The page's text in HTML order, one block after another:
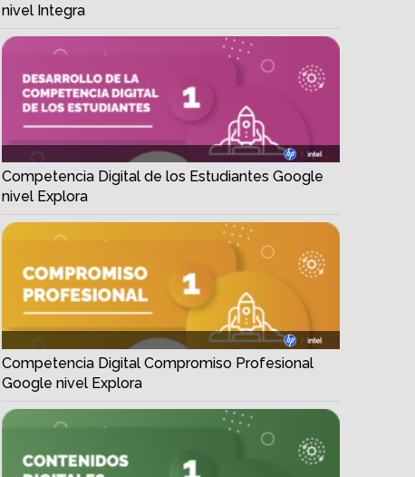
nivel Integra
Competencia Digital de los Estudiantes Google
nivel Explora
Competencia Digital Compromiso Profesional
Google nivel Explora